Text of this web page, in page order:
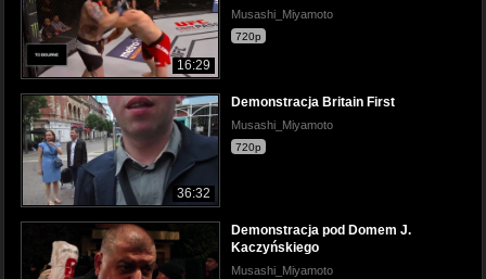
16:29
Musashi_Miyamoto
720p
36:32
Demonstracja Britain First
Musashi_Miyamoto
720p
Demonstracja pod Domem J.
Kaczyńskiego
Musashi_Miyamoto